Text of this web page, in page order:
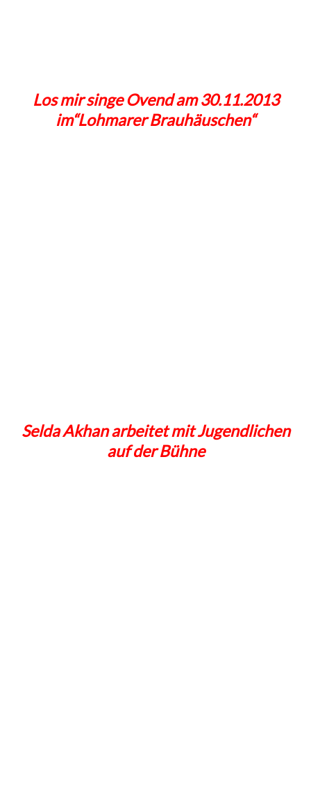
Los mir singe Ovend am 30.11.2013
im“Lohmarer Brauhäuschen“
Selda Akhan arbeitet mit Jugendlichen
auf der Bühne